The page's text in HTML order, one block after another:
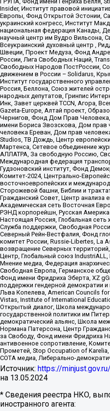
Insider, Институт правовой
Европы, Фонд Открытой Эстонии,
украинский конгресс, Институт
национальная федерация Канады,
научный центр им Вудро Вильсона,
Всеукраинский духовный центр ,
Швеции, Проект Медуза, Фонд
России, Лига Свободных Наций,
Свободных Народов ПостРоссии,
движением в России – Solidarus,
Институт государственного
Россия, Беллона, Союз жителей
народных депутатов, Гринпис
Инк, Завет церквей TCCN, Агора,
Gazeta-Europe, Алтай проект,
Чернигов, Фонд Дом Прав
имени Бориса Звозскова, Дом прав
человека Ереван, Дом прав
Studios, ТВ Дождь, Центр
Мартенса, Сетевое объединение
АЛЛАТРА, За свободную Россию,
Международная федерация
Гудзоновский институт, Фонд
Комитет-2024, Центрально-
восточноевропейских и
Сторожевой башни, Библии и
Гражданский Совет, Центр анализа
Академическая сеть Восточная
РЭНД корпорейшн, Русская
Настоящая Россия, Глобальная сеть
Служба поддержки, Свободная
Северный Рейн-Вестфалия, Фонд
комитет России, Russie-Libertes, La
возвращение Северных
Центр, Глобальный союз IndustriALL,
Мнение медиа, Федерация
Свободная Европа, Германское
Фонд имени Фридриха Эберта, XZ
поддержки гендерной демократии
Льва Копелева, American Councils
Vistas, Institute of International
Открытый диалог, Школа
государственной политики им
демократический альянс, Школа
Нормана Патерсона, Центр
за Свободу, Фонд имени Фридриха
антивоенное сопротивление,
Прометей, Stop Occupation of
СОТА медиа, Либерально-
Источник: https://
на 13.05.2024
* Сведения реестра НКО,
иностранного агента: